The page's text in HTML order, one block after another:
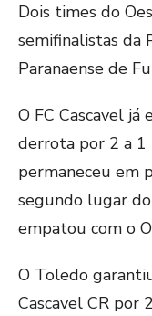
Dois times do
semifinalistas da
Paranaense de
O FC Cascavel já
derrota por 2 a 1
permaneceu em
segundo lugar
empatou com o
O Toledo
Cascavel CR por